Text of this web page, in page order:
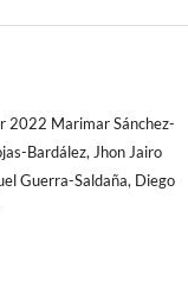
2022 Marimar Sánchez-
Bardález, Jhon Jairo
Guerra-Saldaña, Diego